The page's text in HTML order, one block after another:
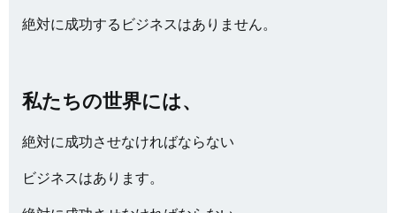
絶対に成功するビジネスはありません。
私たちの世界には、
絶対に成功させなければならない
ビジネスはあります。